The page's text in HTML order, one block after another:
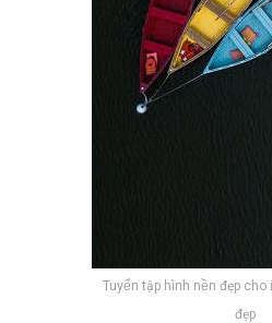
Tuyển tập hình nền đẹp
đẹp